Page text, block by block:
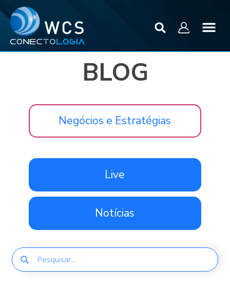
BLOG
Negócios e Estratégias
Live
Notícias